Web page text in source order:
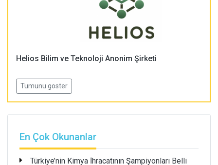
Helios Bilim ve Teknoloji Anonim Şirketi
Tumunu goster
En Çok Okunanlar
Türkiye’nin Kimya İhracatının Şampiyonları Belli